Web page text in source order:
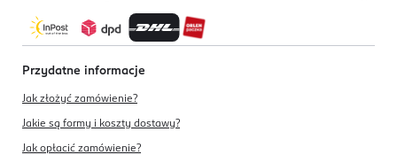
Przydatne informacje
Jak złożyć zamówienie?
Jakie są formy i koszty dostawy?
Jak opłacić zamówienie?